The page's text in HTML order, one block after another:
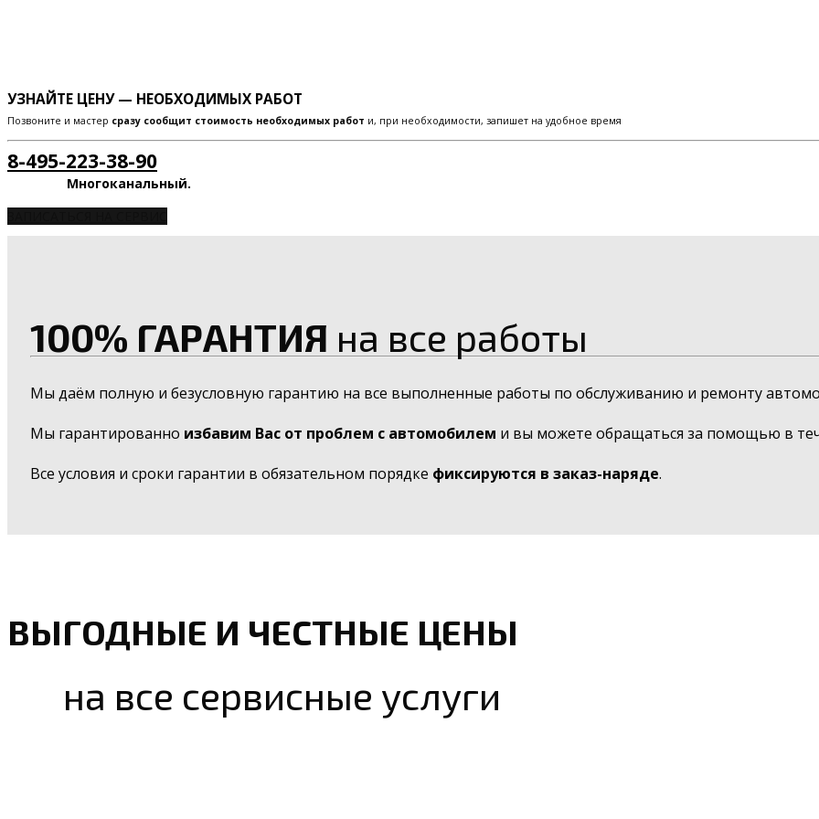
УЗНАЙТЕ ЦЕНУ — НЕОБХОДИМЫХ РАБОТ
Позвоните и мастер сразу сообщит стоимость необходимых работ и, при необходимости, запишет на удобное время
8-495-223-38-90
Многоканальный.
100% ГАРАНТИЯ на все работы
Мы даём полную и безусловную гарантию на все выполненные работы по обслуживанию и ремонту
Мы гарантированно избавим Вас от проблем с автомобилем и вы можете обращаться за помощью в
Все условия и сроки гарантии в обязательном порядке фиксируются в заказ-наряде.
ВЫГОДНЫЕ И ЧЕСТНЫЕ ЦЕНЫ
на все сервисные услуги